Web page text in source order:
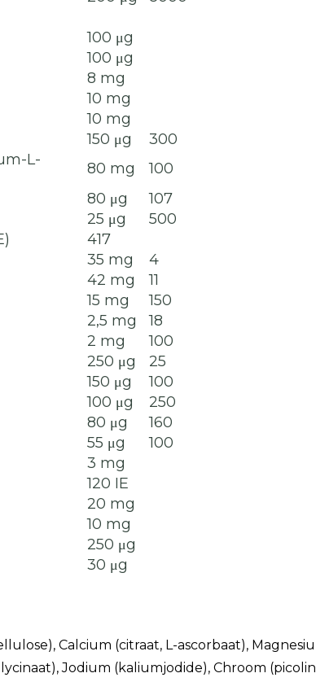
100 μg
100 μg
8 mg
10 mg
10 mg
150 μg
300
L-
80 mg
100
80 μg
107
25 μg
500
417
35 mg
4
42 mg
11
15 mg
150
2,5 mg
18
2 mg
100
250 μg
25
150 μg
100
100 μg
250
80 μg
160
55 μg
100
3 mg
120 IE
20 mg
10 mg
250 μg
30 μg
Calcium (citraat, L-ascorbaat),
Jodium (kaliumjodide), Chroom